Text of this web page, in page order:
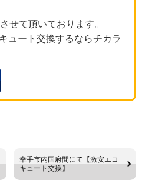
せて頂いております。
ュート交換するならチカラ
幸手市内国府間にて【激安エコ
キュート交換】